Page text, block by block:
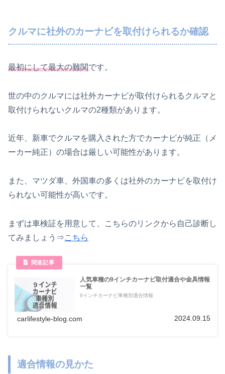
クルマに社外のカーナビを取付けられるか確認
最初にして最大の難関です。
世の中のクルマには社外カーナビが取付けられるクルマと
取付けられないクルマの2種類があります。
近年、新車でクルマを購入された方でカーナビが純正（メ
ーカー純正）の場合は厳しい可能性があります。
また、マツダ車、外国車の多くは社外のカーナビを取付け
られない可能性が高いです。
まずは車検証を用意して、こちらのリンクから自己診断し
てみましょう⇒こちら
人気車種の9インチカーナビ取付適合や金具情報
一覧
9インチカーナビ車種別適合情報
carlifestyle-blog.com 2024.09.15
適合情報の見かた